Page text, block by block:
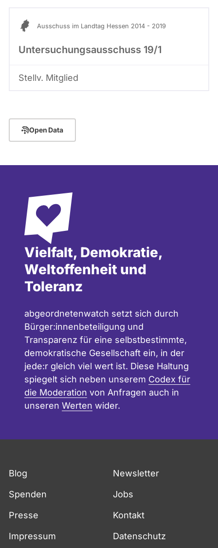
Ausschuss im Landtag Hessen 2014 - 2019
Untersuchungsausschuss 19/1
Stellv. Mitglied
Open Data
Vielfalt, Demokratie,
Weltoffenheit und
Toleranz
abgeordnetenwatch setzt sich durch
Bürger:innenbeteiligung und
Transparenz für eine selbstbestimmte,
demokratische Gesellschaft ein, in der
jede:r gleich viel wert ist. Diese Haltung
spiegelt sich neben unserem Codex für
die Moderation von Anfragen auch in
unseren Werten wider.
Blog Newsletter
Spenden Jobs
Presse Kontakt
Impressum Datenschutz